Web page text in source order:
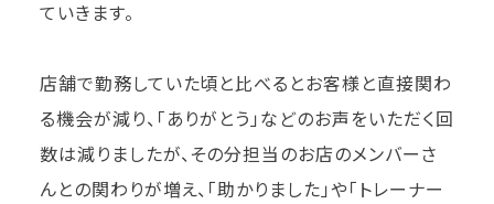
ていきます。
店舗で勤務していた頃と比べるとお客様と直接関わ
る機会が減り、「ありがとう」などのお声をいただく回
数は減りましたが、その分担当のお店のメンバーさ
んとの関わりが増え、「助かりました」や「トレーナー